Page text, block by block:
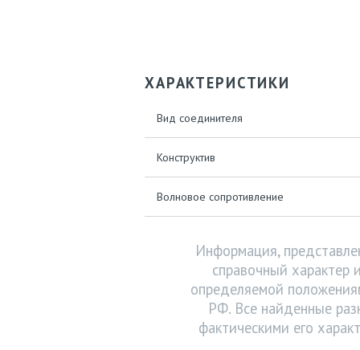
ХАРАКТЕРИСТИКИ
Вид соединителя
Конструктив
Bолновое сопротивление
Информация,
справочный характер
определяемой
РФ. Все найденные
фактическими его